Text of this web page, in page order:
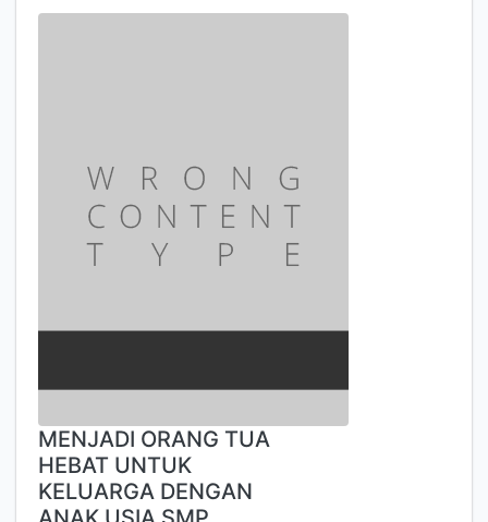
MENJADI ORANG TUA
HEBAT UNTUK
KELUARGA DENGAN